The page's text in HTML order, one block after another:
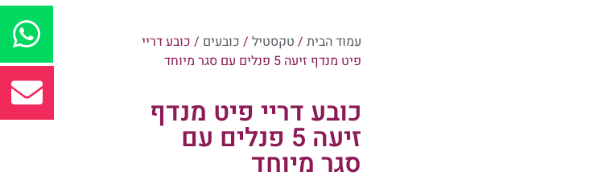
עמוד הבית / טקסטיל / כובעים / כובע דריי
פיט מנדף זיעה 5 פנלים עם סגר מיוחד
כובע דריי פיט מנדף
זיעה 5 פנלים עם
סגר מיוחד